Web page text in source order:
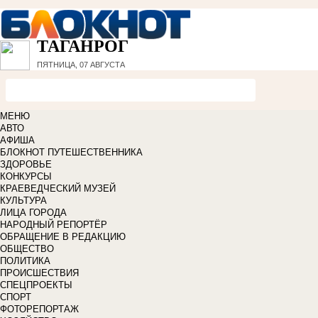
ТАГАНРОГ
ПЯТНИЦА, 07 АВГУСТА
МЕНЮ
АВТО
АФИША
БЛОКНОТ ПУТЕШЕСТВЕННИКА
ЗДОРОВЬЕ
КОНКУРСЫ
КРАЕВЕДЧЕСКИЙ МУЗЕЙ
КУЛЬТУРА
ЛИЦА ГОРОДА
НАРОДНЫЙ РЕПОРТЁР
ОБРАЩЕНИЕ В РЕДАКЦИЮ
ОБЩЕСТВО
ПОЛИТИКА
ПРОИСШЕСТВИЯ
СПЕЦПРОЕКТЫ
СПОРТ
ФОТОРЕПОРТАЖ